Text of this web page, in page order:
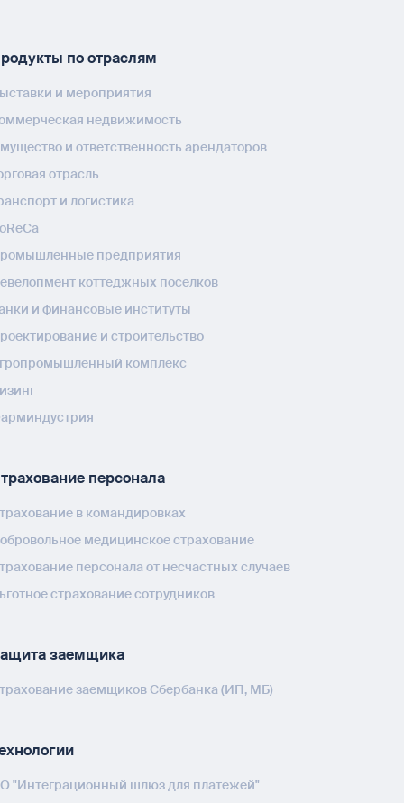
по отраслям
и мероприятия
недвижимость
и ответственность арендаторов
отрасль
и логистика
предприятия
коттеджных поселков
и финансовые институты
и строительство
комплекс
персонала
в командировках
медицинское страхование
персонала от несчастных случаев
страхование сотрудников
заемщика
заемщиков Сбербанка (ИП, МБ)
"Интеграционный шлюз для платежей"